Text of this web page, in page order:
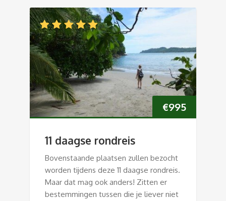
€995
11 daagse rondreis
Bovenstaande plaatsen zullen bezocht
worden tijdens deze 11 daagse rondreis.
Maar dat mag ook anders! Zitten er
bestemmingen tussen die je liever niet